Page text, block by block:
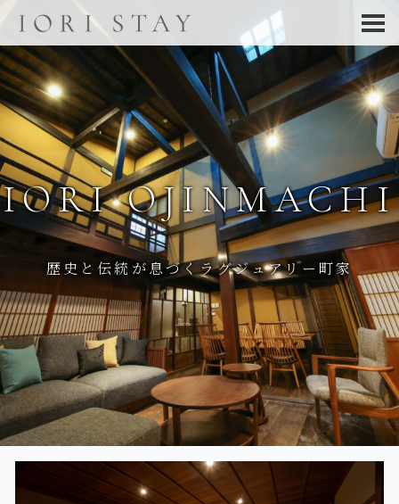
IORI OJINMACHI
歴史と伝統が息づくラグジュアリー町家